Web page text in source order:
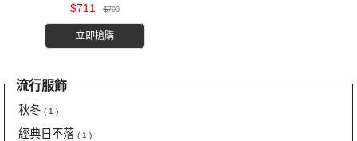
$711 $790
立即搶購
流行服飾
秋冬 ( 1 )
經典日不落 ( 1 )